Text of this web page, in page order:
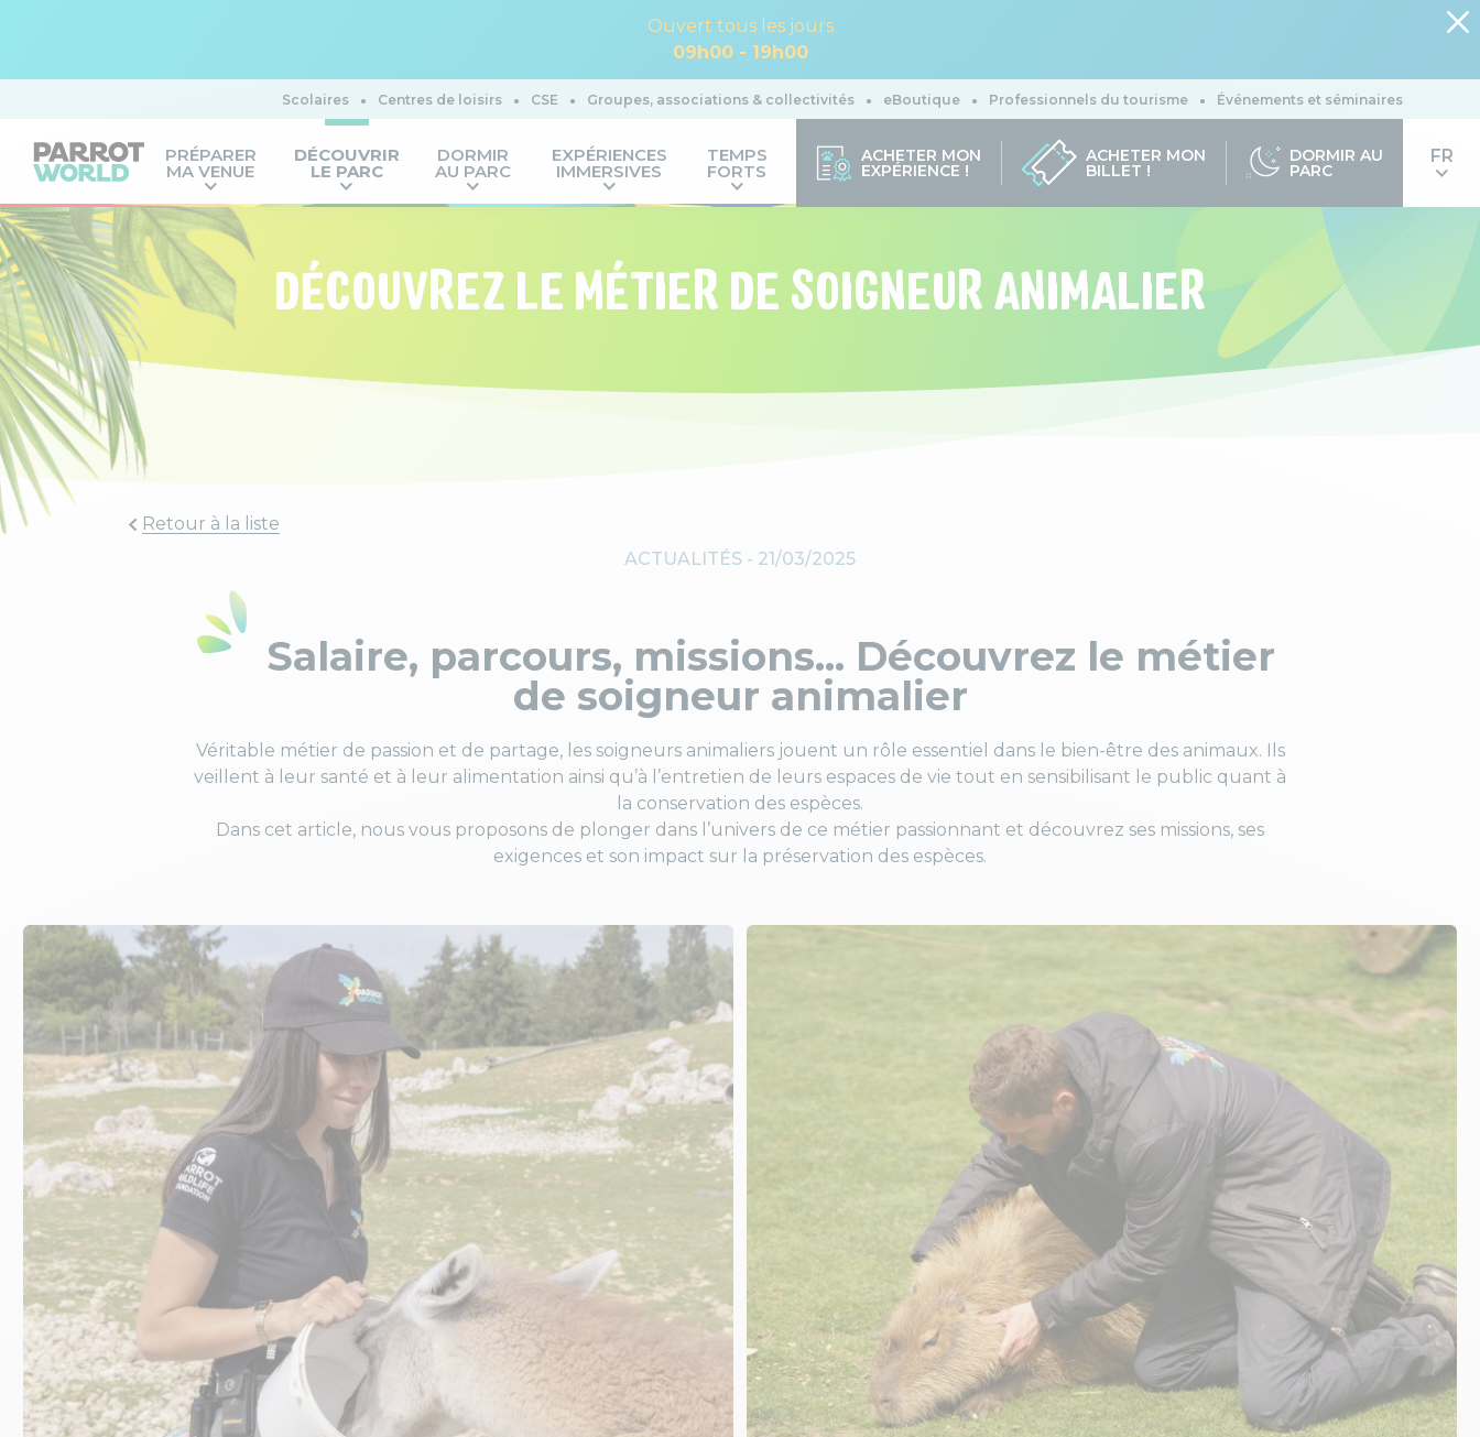
Ouvert tous les jours
09h00 - 19h00
Scolaires Centres de loisirs CSE Groupes, associations & collectivités eBoutique Professionnels du tourisme Événements et séminaires
PRÉPARER
MA VENUE
DÉCOUVRIR
LE PARC
DORMIR
AU PARC
EXPÉRIENCES
IMMERSIVES
TEMPS
FORTS
ACHETER MON
EXPÉRIENCE !
ACHETER MON
BILLET !
DORMIR AU
PARC
DÉCOUVREZ LE MÉTIER DE SOIGNEUR ANIMALIER
Retour à la liste
ACTUALITÉS - 21/03/2025
Salaire, parcours, missions... Découvrez le métier
de soigneur animalier
Véritable métier de passion et de partage, les soigneurs animaliers jouent un rôle essentiel dans le bien-être des animaux. Ils
veillent à leur santé et à leur alimentation ainsi qu’à l’entretien de leurs espaces de vie tout en sensibilisant le public quant à
la conservation des espèces.
Dans cet article, nous vous proposons de plonger dans l’univers de ce métier passionnant et découvrez ses missions, ses
exigences et son impact sur la préservation des espèces.